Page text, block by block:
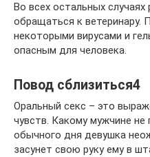
Во всех остальных
обращаться к ветеринару.
некоторыми вирусами и
опасным для человека.
Повод сблизиться4
Оральный секс – это
чувств. Какому мужчине не
обычного дня девушка
засунет свою руку ему в